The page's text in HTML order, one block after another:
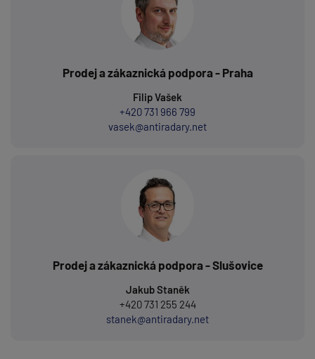
Prodej a zákaznická podpora - Praha
Filip Vašek
+420 731 966 799
vasek@antiradary.net
Prodej a zákaznická podpora - Slušovice
Jakub Staněk
+420 731 255 244
stanek@antiradary.net